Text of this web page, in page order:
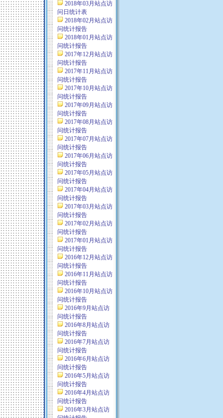
2018年03月站点访
问日统计表
2018年02月站点访
问统计报告
2018年01月站点访
问统计报告
2017年12月站点访
问统计报告
2017年11月站点访
问统计报告
2017年10月站点访
问统计报告
2017年09月站点访
问统计报告
2017年08月站点访
问统计报告
2017年07月站点访
问统计报告
2017年06月站点访
问统计报告
2017年05月站点访
问统计报告
2017年04月站点访
问统计报告
2017年03月站点访
问统计报告
2017年02月站点访
问统计报告
2017年01月站点访
问统计报告
2016年12月站点访
问统计报告
2016年11月站点访
问统计报告
2016年10月站点访
问统计报告
2016年9月站点访
问统计报告
2016年8月站点访
问统计报告
2016年7月站点访
问统计报告
2016年6月站点访
问统计报告
2016年5月站点访
问统计报告
2016年4月站点访
问统计报告
2016年3月站点访